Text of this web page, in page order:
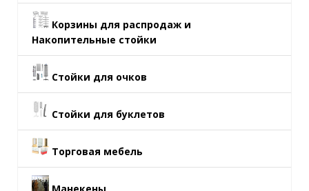
Корзины для распродаж и
Накопительные стойки
Стойки для очков
Стойки для буклетов
Торговая мебель